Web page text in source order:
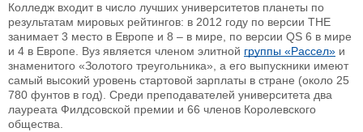
Колледж входит в число лучших университетов планеты по
результатам мировых рейтингов: в 2012 году по версии THE
занимает 3 место в Европе и 8 – в мире, по версии QS 6 в мире
и 4 в Европе. Вуз является членом элитной группы «Рассел» и
знаменитого «Золотого треугольника», а его выпускники имеют
самый высокий уровень стартовой зарплаты в стране (около 25
780 фунтов в год). Среди преподавателей университета два
лауреата Филдсовской премии и 66 членов Королевского
общества.